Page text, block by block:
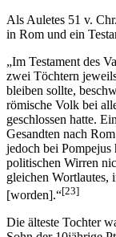
Als Auletes 51 v.
in Rom und ein
„Im Testament des
zwei Töchtern
bleiben sollte,
römische Volk bei
geschlossen hatte.
Gesandten nach
jedoch bei Pompejus
politischen Wirren
gleichen Wortlautes,
[worden].“[23]
Die älteste Tochter